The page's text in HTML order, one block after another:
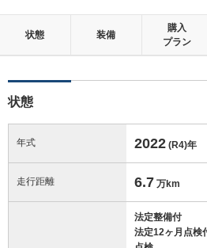
状態 装備
購入
プラン
状態
年式 2022 (R4)年
走行距離 6.7 万km
法定整備付
法定12ヶ月点検